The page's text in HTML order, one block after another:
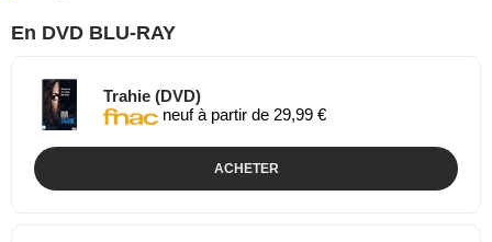
En DVD BLU-RAY
Trahie (DVD)
neuf à partir de 29,99 €
ACHETER